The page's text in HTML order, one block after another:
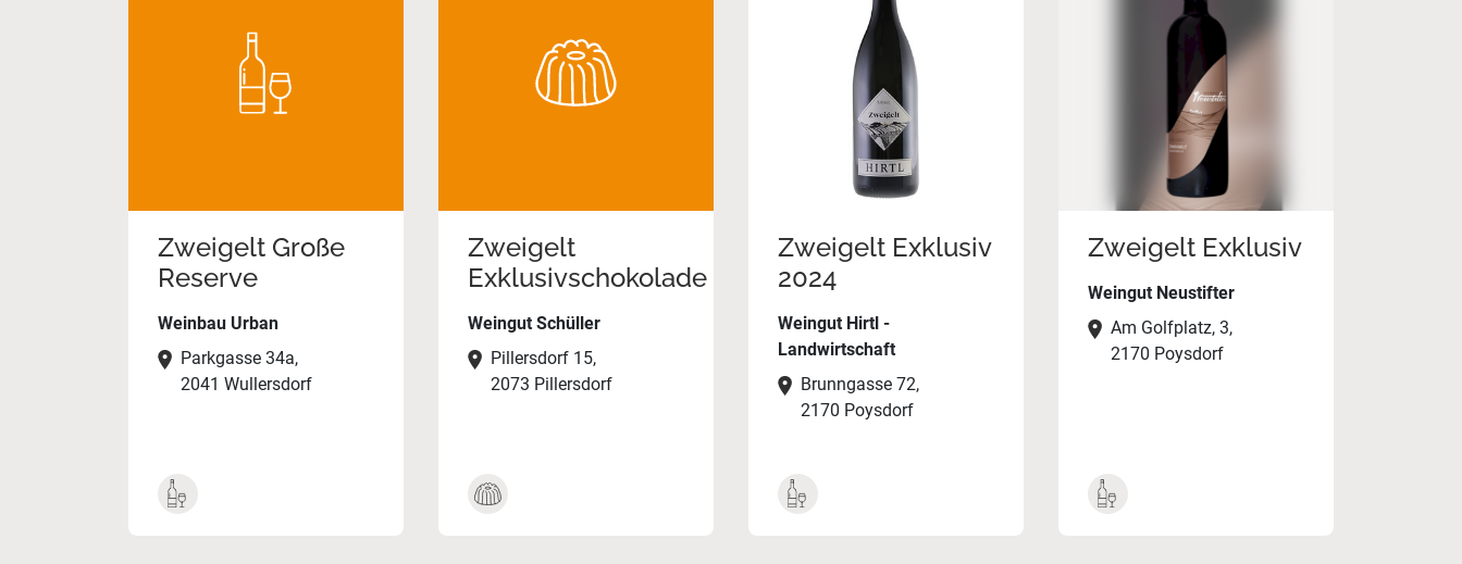
Zweigelt Große
Reserve
Weinbau Urban
Parkgasse 34a,
2041 Wullersdorf
Zweigelt
Exklusivschokolade
Weingut Schüller
Pillersdorf 15,
2073 Pillersdorf
Zweigelt Exklusiv
2024
Weingut Hirtl -
Landwirtschaft
Brunngasse 72,
2170 Poysdorf
Zweigelt Exklusiv
Weingut Neustifter
Am Golfplatz, 3,
2170 Poysdorf